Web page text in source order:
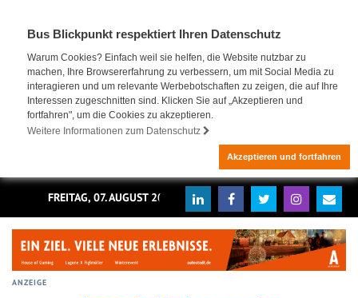
Bus Blickpunkt respektiert Ihren Datenschutz
Warum Cookies? Einfach weil sie helfen, die Website nutzbar zu
machen, Ihre Browsererfahrung zu verbessern, um mit Social Media zu
interagieren und um relevante Werbebotschaften zu zeigen, die auf Ihre
Interessen zugeschnitten sind. Klicken Sie auf „Akzeptieren und
fortfahren", um die Cookies zu akzeptieren.
Weitere Informationen zum Datenschutz
Akzeptieren und fortfahren
FREITAG, 07. AUGUST 2026
ANZEIGE